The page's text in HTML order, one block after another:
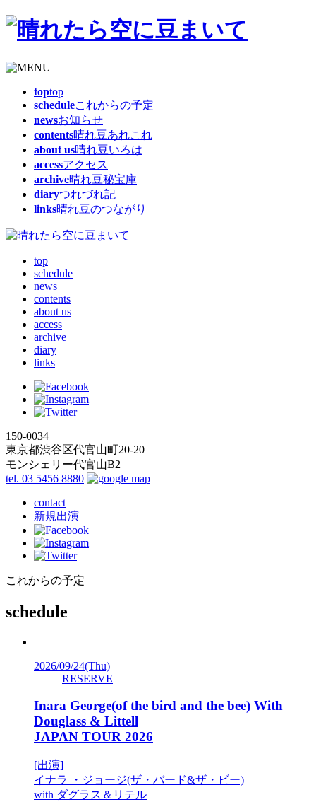
toptop
scheduleこれからの予定
newsお知らせ
contents晴れ豆あれこれ
about us晴れ豆いろは
accessアクセス
archive晴れ豆秘宝庫
diaryつれづれ記
links晴れ豆のつながり
top
schedule
news
contents
about us
access
archive
diary
links
150-0034
東京都渋谷区代官山町20-20
モンシェリー代官山B2
tel. 03 5456 8880
contact
新規出演
これからの予定
schedule
2026/09/24(Thu)
RESERVE
Inara George(of the bird and the bee) With
Douglass & Littell
JAPAN TOUR 2026
[出演]
イナラ ・ジョージ(ザ・バード&ザ・ビー)
with ダグラス＆リテル